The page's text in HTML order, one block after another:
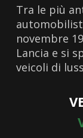
Tra le più
novembre
Lancia e si
veicoli di